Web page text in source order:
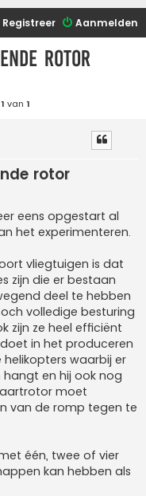
Aanmelden
Registreer
rotor
1 van 1
rotor
eens opgestart al
het experimenteren.
vliegtuigen is dat
zijn die er bestaan
deel te hebben
volledige besturing
zijn ze heel efficiënt
in het produceren
waarbij er
en hij ook nog
moet
van de romp tegen te
één, twee of vier
kan hebben als